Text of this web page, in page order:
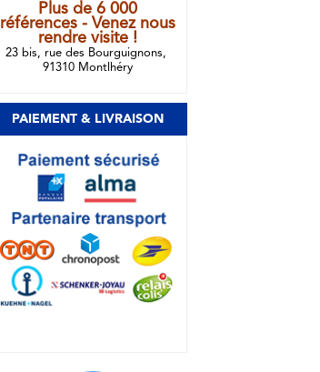
Plus de 6 000
références - Venez nous
rendre visite !
23 bis, rue des Bourguignons,
91310 Montlhéry
PAIEMENT & LIVRAISON